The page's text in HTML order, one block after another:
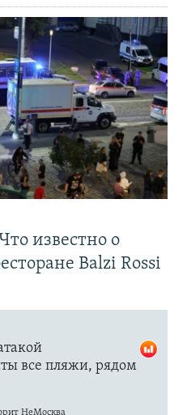
известно о
Balzi Rossi